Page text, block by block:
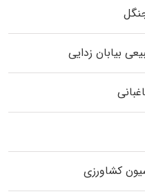
بیابان زدایی
کشاورزی